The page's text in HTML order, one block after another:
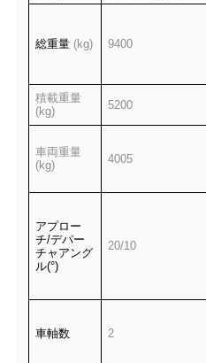
総重量(kg) 9400
積載重量
(kg)
5200
車両重量
(kg)
4005
アプロー
チ/デパー
チャアング
ル(°)
20/10
車軸数 2